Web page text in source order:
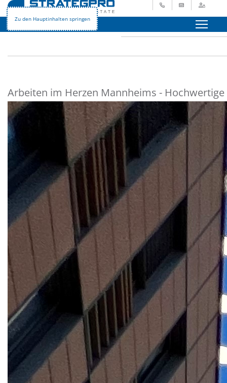
Zu den Hauptinhalten springen
+49 621 729 265 - 0Login
STRATEGPRO Immobilienangebote Gewerbeimmobilien
Arbeiten im Herzen Mannheims -